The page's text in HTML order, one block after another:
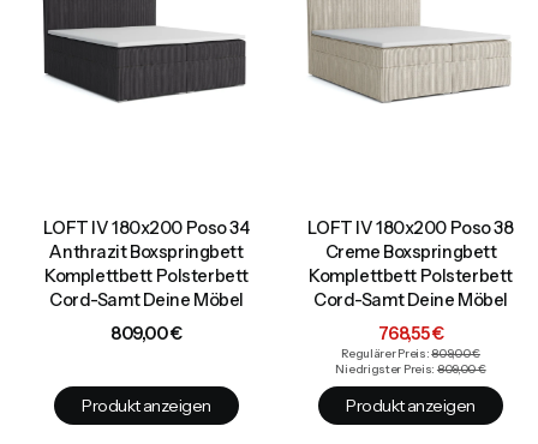
LOFT IV 180x200 Poso 34
Anthrazit Boxspringbett
Komplettbett Polsterbett
Cord-Samt Deine Möbel
Preis
809,00 €
Produkt anzeigen
LOFT IV 180x200 Poso 38
Creme Boxspringbett
Komplettbett Polsterbett
Cord-Samt Deine Möbel
Aktionspreis
768,55 €
Regulärer Preis: 809,00 €
Niedrigster Preis: 809,00 €
Produkt anzeigen